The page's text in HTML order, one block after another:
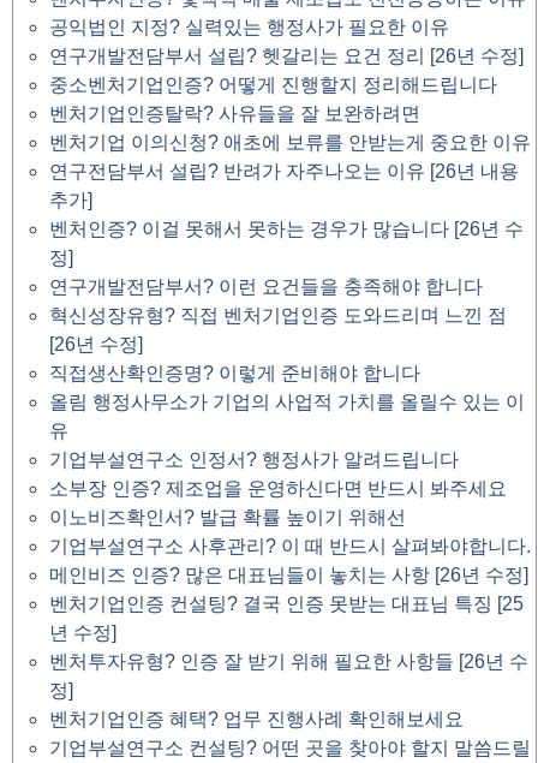
공익법인 지정? 실력있는 행정사가 필요한 이유
연구개발전담부서 설립? 헷갈리는 요건 정리 [26년 수정]
중소벤처기업인증? 어떻게 진행할지 정리해드립니다
벤처기업인증탈락? 사유들을 잘 보완하려면
벤처기업 이의신청? 애초에 보류를 안받는게 중요한 이유
연구전담부서 설립? 반려가 자주나오는 이유 [26년 내용
추가]
벤처인증? 이걸 못해서 못하는 경우가 많습니다 [26년 수
정]
연구개발전담부서? 이런 요건들을 충족해야 합니다
혁신성장유형? 직접 벤처기업인증 도와드리며 느낀 점
[26년 수정]
직접생산확인증명? 이렇게 준비해야 합니다
올림 행정사무소가 기업의 사업적 가치를 올릴수 있는 이
유
기업부설연구소 인정서? 행정사가 알려드립니다
소부장 인증? 제조업을 운영하신다면 반드시 봐주세요
이노비즈확인서? 발급 확률 높이기 위해선
기업부설연구소 사후관리? 이 때 반드시 살펴봐야합니다.
메인비즈 인증? 많은 대표님들이 놓치는 사항 [26년 수정]
벤처기업인증 컨설팅? 결국 인증 못받는 대표님 특징 [25
년 수정]
벤처투자유형? 인증 잘 받기 위해 필요한 사항들 [26년 수
정]
벤처기업인증 혜택? 업무 진행사례 확인해보세요
기업부설연구소 컨설팅? 어떤 곳을 찾아야 할지 말씀드릴